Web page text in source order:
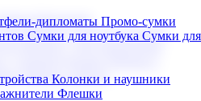
дипломаты Промо-сумки
Сумки для ноутбука Сумки для
Колонки и наушники
Флешки
Кошельки
Наборы с аккумуляторами
Наборы с ежедневниками
Чайные наборы